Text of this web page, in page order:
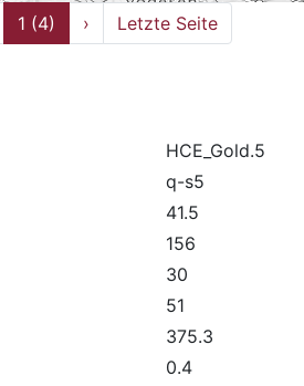
1 (4) › Letzte Seite
HCE_Gold.5
q-s5
41.5
156
30
51
375.3
0.4